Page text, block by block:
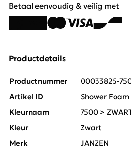
Betaal eenvoudig & veilig met
Productdetails
Productnummer
00033825-
Artikel ID
Shower Foam
Kleurnaam
7500 >
Kleur
Zwart
Merk
JANZEN